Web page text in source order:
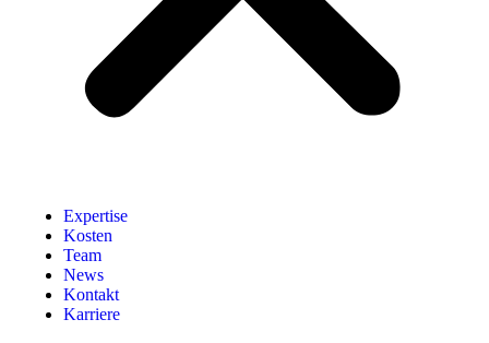
Expertise
Kosten
Team
News
Kontakt
Karriere